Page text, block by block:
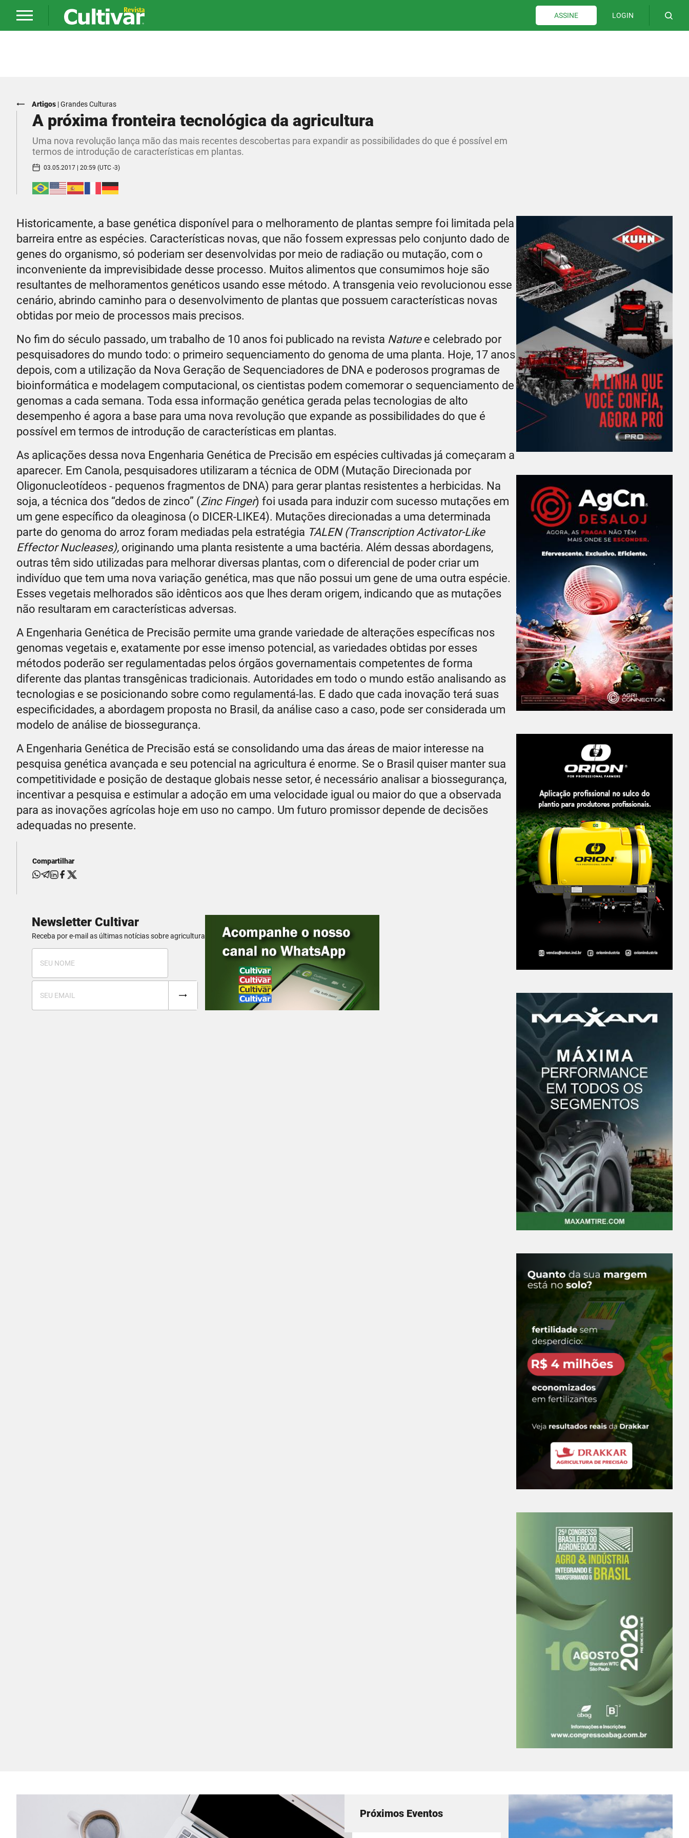
ASSINE LOGIN
Artigos |Grandes Culturas
A próxima fronteira tecnológica da agricultura
Uma nova revolução lança mão das mais recentes descobertas para expandir as possibilidades do que é possível em
termos de introdução de características em plantas.
03.05.2017 | 20:59 (UTC -3)
Historicamente, a base genética disponível para o melhoramento de plantas sempre foi limitada pela
barreira entre as espécies. Características novas, que não fossem expressas pelo conjunto dado de
genes do organismo, só poderiam ser desenvolvidas por meio de radiação ou mutação, com o
inconveniente da imprevisibidade desse processo. Muitos alimentos que consumimos hoje são
resultantes de melhoramentos genéticos usando esse método. A transgenia veio revolucionou esse
cenário, abrindo caminho para o desenvolvimento de plantas que possuem características novas
obtidas por meio de processos mais precisos.
No fim do século passado, um trabalho de 10 anos foi publicado na revista Naturee celebrado por
pesquisadores do mundo todo: o primeiro sequenciamento do genoma de uma planta. Hoje, 17 anos
depois, com a utilização da Nova Geração de Sequenciadores de DNA e poderosos programas de
bioinformática e modelagem computacional, os cientistas podem comemorar o sequenciamento de
genomas a cada semana. Toda essa informação genética gerada pelas tecnologias de alto
desempenho é agora a base para uma nova revolução que expande as possibilidades do que é
possível em termos de introdução de características em plantas.
As aplicações dessa nova Engenharia Genética de Precisão em espécies cultivadas já começaram a
aparecer. Em Canola, pesquisadores utilizaram a técnica de ODM (Mutação Direcionada por
Oligonucleotídeos - pequenos fragmentos de DNA) para gerar plantas resistentes a herbicidas. Na
soja, a técnica dos “dedos de zinco” (Zinc Finger) foi usada para induzir com sucesso mutações em
um gene específico da oleaginosa (o DICER-LIKE4). Mutações direcionadas a uma determinada
parte do genoma do arroz foram mediadas pela estratégia TALEN (Transcription Activator-Like
Effector Nucleases), originando uma planta resistente a uma bactéria. Além dessas abordagens,
outras têm sido utilizadas para melhorar diversas plantas, com o diferencial de poder criar um
indivíduo que tem uma nova variação genética, mas que não possui um gene de uma outra espécie.
Esses vegetais melhorados são idênticos aos que lhes deram origem, indicando que as mutações
não resultaram em características adversas.
A Engenharia Genética de Precisão permite uma grande variedade de alterações específicas nos
genomas vegetais e, exatamente por esse imenso potencial, as variedades obtidas por esses
métodos poderão ser regulamentadas pelos órgãos governamentais competentes de forma
diferente das plantas transgênicas tradicionais. Autoridades em todo o mundo estão analisando as
tecnologias e se posicionando sobre como regulamentá-las. E dado que cada inovação terá suas
especificidades, a abordagem proposta no Brasil, da análise caso a caso, pode ser considerada um
modelo de análise de biossegurança.
A Engenharia Genética de Precisão está se consolidando uma das áreas de maior interesse na
pesquisa genética avançada e seu potencial na agricultura é enorme. Se o Brasil quiser manter sua
competitividade e posição de destaque globais nesse setor, é necessário analisar a biossegurança,
incentivar a pesquisa e estimular a adoção em uma velocidade igual ou maior do que a observada
para as inovações agrícolas hoje em uso no campo. Um futuro promissor depende de decisões
adequadas no presente.
Compartilhar
Newsletter Cultivar
Receba por e-mail as últimas notícias sobre agricultura
Próximos Eventos